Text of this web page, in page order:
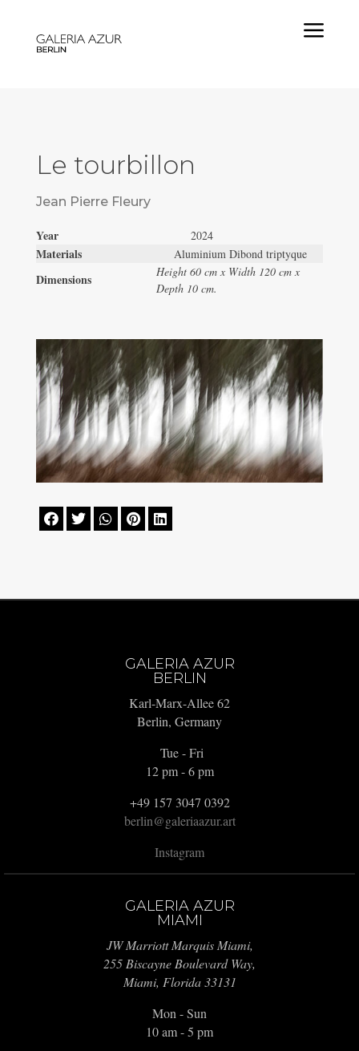
a
Le tourbillon
Jean Pierre Fleury
Year 2024
Materials Aluminium Dibond triptyque
Dimensions
Height 60 cm x Width 120 cm x
Depth 10 cm.
    
GALERIA AZUR
BERLIN
Karl-Marx-Allee 62
Berlin, Germany
Tue - Fri
12 pm - 6 pm
+49 157 3047 0392
berlin@galeriaazur.art
Instagram
GALERIA AZUR
MIAMI
JW Marriott Marquis Miami,
255 Biscayne Boulevard Way,
Miami, Florida 33131
Mon - Sun
10 am - 5 pm